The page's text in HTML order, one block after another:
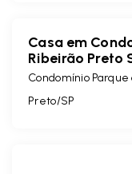
Casa em
Ribeirão Preto
Condomínio
Preto/SP